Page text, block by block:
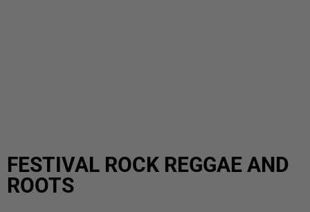
FESTIVAL ROCK REGGAE AND
ROOTS